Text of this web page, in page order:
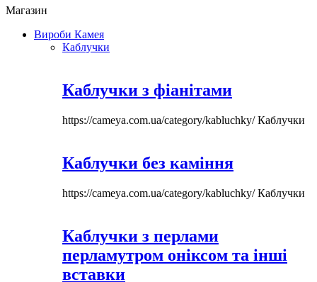
Магазин
Вироби Камея
Каблучки
Каблучки з фіанітами
https://cameya.com.ua/category/kabluchky/Каблучки
Каблучки без каміння
https://cameya.com.ua/category/kabluchky/Каблучки
Каблучки з перлами
перламутром оніксом та інші
вставки